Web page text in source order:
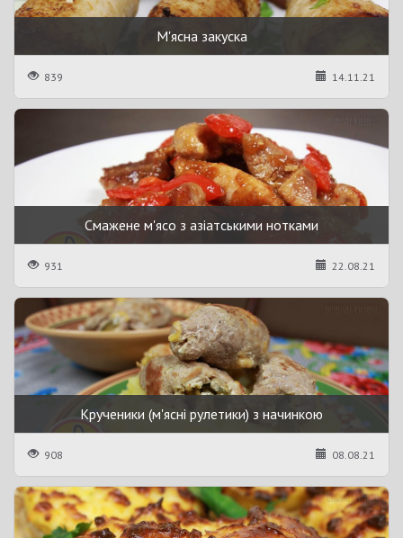
М'ясна закуска
839 14.11.21
Смажене м'ясо з азіатськими нотками
931 22.08.21
Крученики (м'ясні рулетики) з начинкою
908 08.08.21